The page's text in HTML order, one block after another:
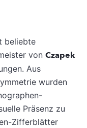
beliebte
von Czapek
Aus
wurden
Präsenz zu
Zifferblätter